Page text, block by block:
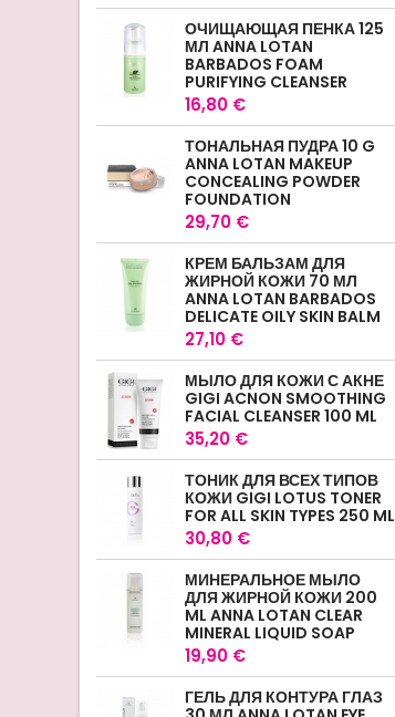
ОЧИЩАЮЩАЯ ПЕНКА 125
МЛ ANNA LOTAN
BARBADOS FOAM
PURIFYING CLEANSER
16,80 €
ТОНАЛЬНАЯ ПУДРА 10 G
ANNA LOTAN MAKEUP
CONCEALING POWDER
FOUNDATION
29,70 €
КРЕМ БАЛЬЗАМ ДЛЯ
ЖИРНОЙ КОЖИ 70 МЛ
ANNA LOTAN BARBADOS
DELICATE OILY SKIN BALM
27,10 €
МЫЛО ДЛЯ КОЖИ С АКНЕ
GIGI ACNON SMOOTHING
FACIAL CLEANSER 100 ML
35,20 €
ТОНИК ДЛЯ ВСЕХ ТИПОВ
КОЖИ GIGI LOTUS TONER
FOR ALL SKIN TYPES 250 ML
30,80 €
МИНЕРАЛЬНОЕ МЫЛО
ДЛЯ ЖИРНОЙ КОЖИ 200
ML ANNA LOTAN CLEAR
MINERAL LIQUID SOAP
19,90 €
ГЕЛЬ ДЛЯ КОНТУРА ГЛАЗ